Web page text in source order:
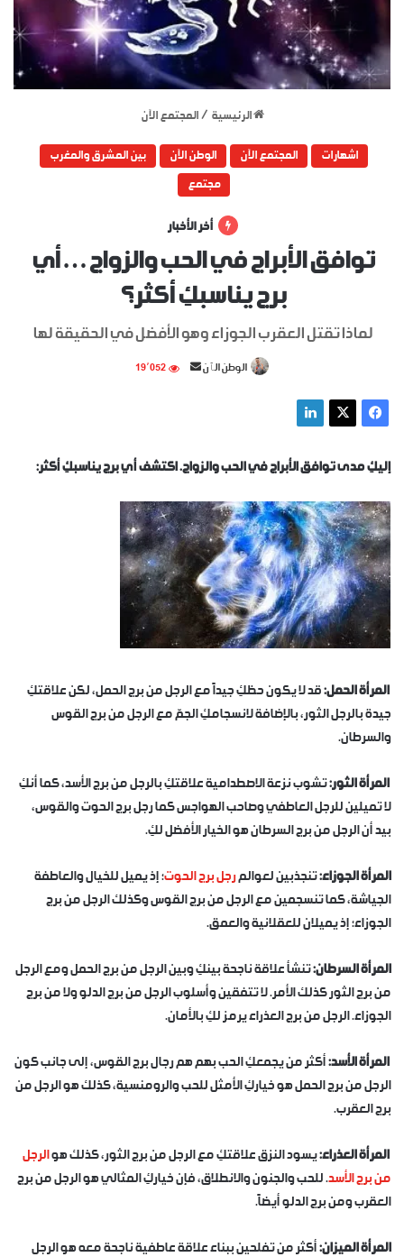
الرئيسية / المجتمع الآن
اشهارات المجتمع الآن الوطن الآن بين المشرق والمغرب
مجتمع
أخر الأخبار
توافق الأبراج في الحب والزواج… أي
برج يناسبكِ أكثر؟
لماذا تقتل العقرب الجوزاء وهو الأفضل في الحقيقة لها
الوطن الٱن
أرسل 19٬052
إليكِ مدى توافق الأبراج في الحب والزواج. اكتشف أي برج يناسبكِ أكثر:
المرأة الحمل:قد لا يكون حظكِ جيداً مع الرجل من برج الحمل، لكن علاقتكِ
جيدة بالرجل الثور، بالإضافة لانسجامكِ الجمّ مع الرجل من برج القوس
والسرطان.
المرأة الثور:تشوب نزعة الاصطدامية علاقتكِ بالرجل من برج الأسد، كما أنكِ
لا تميلين للرجل العاطفي وصاحب الهواجس كما رجل برج الحوت والقوس،
بيد أن الرجل من برج السرطان هو الخيار الأفضل لكِ.
المرأة الجوزاء:تنجذبين لعوالمرجل برج الحوت؛ إذ يميل للخيال والعاطفة
الجياشة، كما تنسجمين مع الرجل من برج القوس وكذلك الرجل من برج
الجوزاء؛ إذ يميلان للعقلانية والعمق.
المرأة السرطان:تنشأ علاقة ناجحة بينكِ وبين الرجل من برج الحمل ومع الرجل
من برج الثور كذلك الأمر. لا تتفقين وأسلوب الرجل من برج الدلو ولا من برج
الجوزاء. الرجل من برج العذراء يرمز لكِ بالأمان.
المرأة الأسد: أكثر من يجمعكِ الحب بهم هم رجال برج القوس، إلى جانب كون
الرجل من برج الحمل هو خياركِ الأمثل للحب والرومنسية، كذلك هو الرجل من
برج العقرب.
المرأة العذراء:يسود النزق علاقتكِ مع الرجل من برج الثور، كذلك هو الرجل
من برج الأسد. للحب والجنون والانطلاق، فإن خياركِ المثالي هو الرجل من برج
العقرب ومن برج الدلو أيضاً.
المرأة الميزان: أكثر من تفلحين ببناء علاقة عاطفية ناجحة معه هو الرجل